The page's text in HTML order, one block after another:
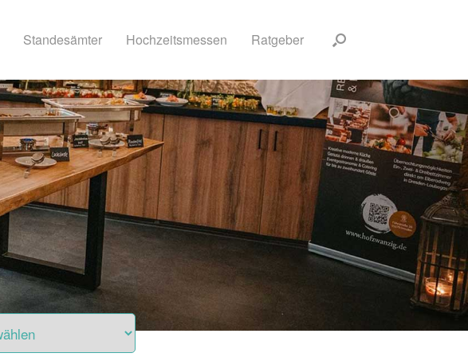
Standesämter Hochzeitsmessen Ratgeber